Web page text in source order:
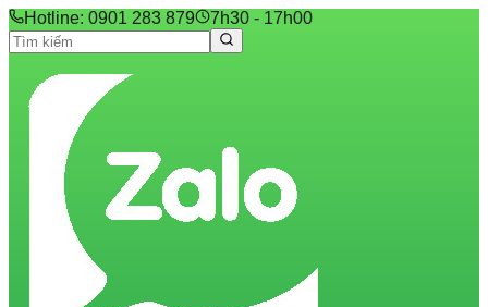
Hotline: 0901 283 879 7h30 - 17h00